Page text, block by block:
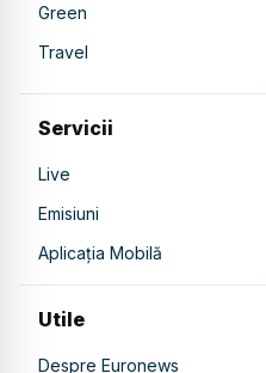
Green
Travel
Servicii
Live
Emisiuni
Aplicația Mobilă
Utile
Despre Euronews